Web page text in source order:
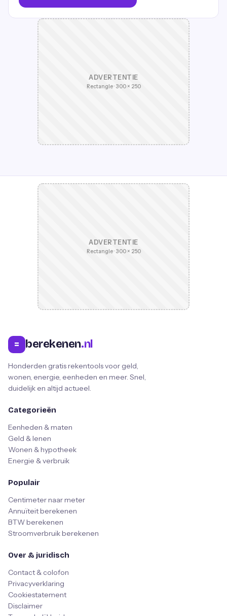
ADVERTENTIE
Rectangle · 300 × 250
ADVERTENTIE
Rectangle · 300 × 250
= berekenen.nl
Honderden gratis rekentools voor geld,
wonen, energie, eenheden en meer. Snel,
duidelijk en altijd actueel.
Categorieën
Eenheden & maten
Geld & lenen
Wonen & hypotheek
Energie & verbruik
Populair
Centimeter naar meter
Annuïteit berekenen
BTW berekenen
Stroomverbruik berekenen
Over & juridisch
Contact & colofon
Privacyverklaring
Cookiestatement
Disclaimer